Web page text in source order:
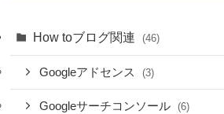
How toブログ関連 (46)
Googleアドセンス (3)
Googleサーチコンソール (6)